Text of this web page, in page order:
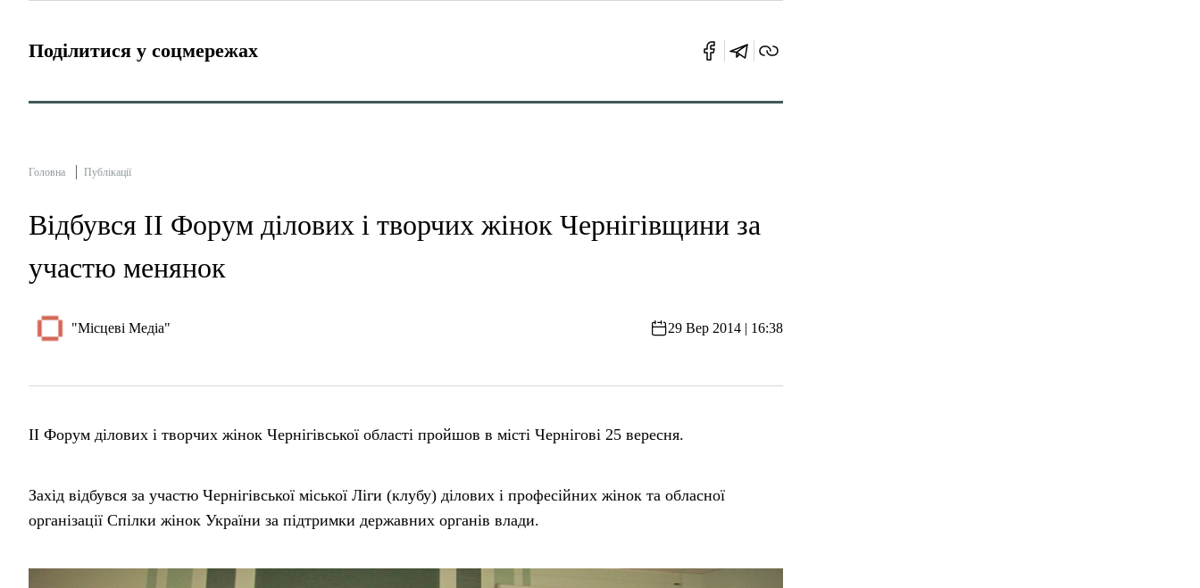
Поділитися у соцмережах
Головна Публікації
Відбувся ІІ Форум ділових і творчих жінок Чернігівщини за
участю менянок
"Місцеві Медіа" 29 Вер 2014 | 16:38
ІІ Форум ділових і творчих жінок Чернігівської області пройшов в місті Чернігові 25 вересня.
Захід відбувся за участю Чернігівської міської Ліги (клубу) ділових і професійних жінок та обласної
організації Спілки жінок України за підтримки державних органів влади.